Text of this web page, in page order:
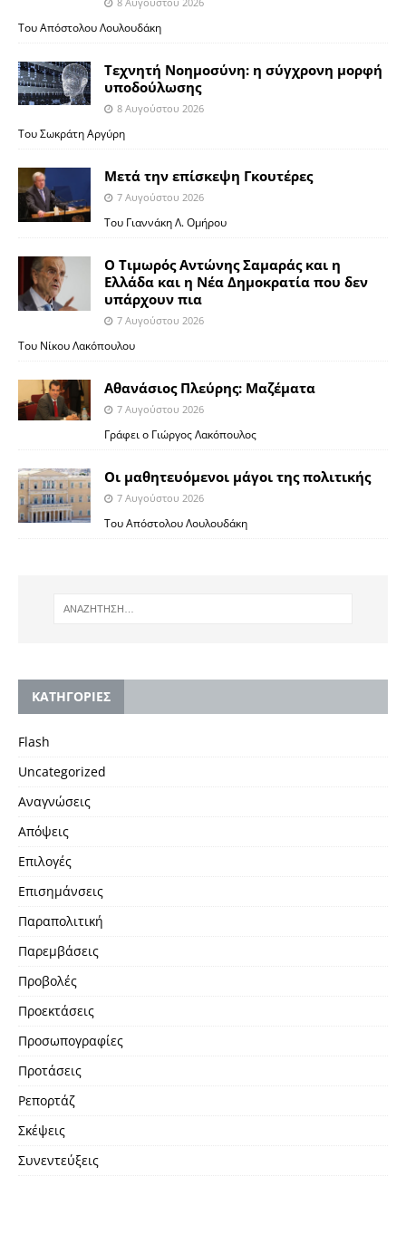
Του Απόστολου Λουλουδάκη
Τεχνητή Νοημοσύνη: η σύγχρονη μορφή
υποδούλωσης
8 Αυγούστου 2026
Του Σωκράτη Αργύρη
Μετά την επίσκεψη Γκουτέρες
7 Αυγούστου 2026
Του Γιαννάκη Λ. Ομήρου
Ο Τιμωρός Αντώνης Σαμαράς και η
Ελλάδα και η Νέα Δημοκρατία που δεν
υπάρχουν πια
7 Αυγούστου 2026
Του Νίκου Λακόπουλου
Αθανάσιος Πλεύρης: Μαζέματα
7 Αυγούστου 2026
Γράφει ο Γιώργος Λακόπουλος
Οι μαθητευόμενοι μάγοι της πολιτικής
7 Αυγούστου 2026
Του Απόστολου Λουλουδάκη
KΑΤΗΓΟΡΙΕΣ
Flash
Uncategorized
Αναγνώσεις
Απόψεις
Επιλογές
Επισημάνσεις
Παραπολιτική
Παρεμβάσεις
Προβολές
Προεκτάσεις
Προσωπογραφίες
Προτάσεις
Ρεπορτάζ
Σκέψεις
Συνεντεύξεις